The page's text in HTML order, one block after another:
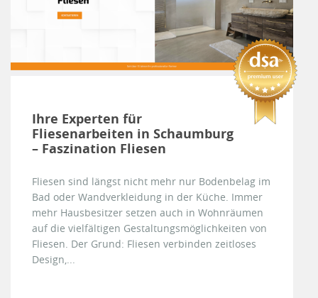
Ihre Experten für
Fliesenarbeiten in Schaumburg
– Faszination Fliesen
Fliesen sind längst nicht mehr nur Bodenbelag im
Bad oder Wandverkleidung in der Küche. Immer
mehr Hausbesitzer setzen auch in Wohnräumen
auf die vielfältigen Gestaltungsmöglichkeiten von
Fliesen. Der Grund: Fliesen verbinden zeitloses
Design,...